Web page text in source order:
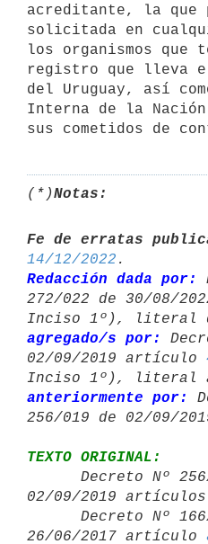
acreditante, la que
solicitada en
los organismos que
registro que lleva
del Uruguay, así
Interna de la
sus cometidos de
(*)Notas:
Fe de erratas
14/12/2022
Redacción dada por:
272/022 de 30/08/
Inciso 1º), literal
agregado/s por:
02/09/2019 artículo
Inciso 1º), literal
anteriormente por:
256/019 de 02/09/
TEXTO ORIGINAL:
02/09/2019 artículos
26/06/2017 artículo